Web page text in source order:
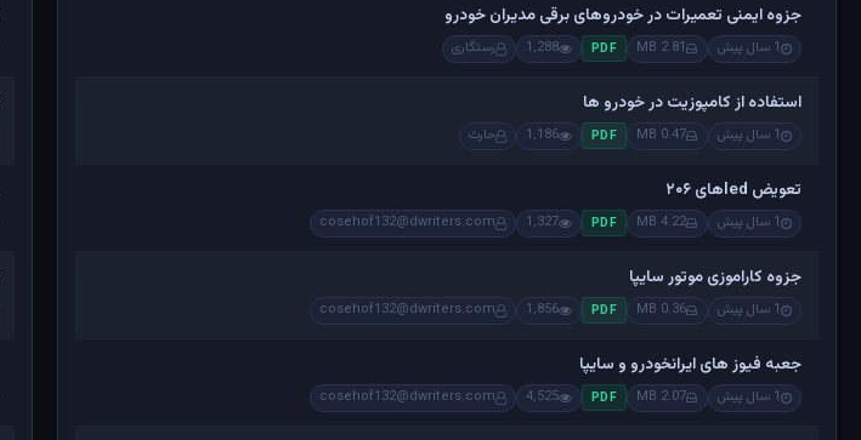
جزوه ایمنی تعمیرات در خودروهای برقی مدیران خودرو
1 سال پیش 2.81 MB
PDF
1,288 رستگاری
استفاده از کامپوزیت در خودرو ها
1 سال پیش 0.47 MB
PDF
1,186 حارث
تعویض ledهای ۲۰۶
1 سال پیش 4.22 MB
PDF
1,327
cosehof132@dwriters.com
جزوه کاراموزی موتور سایپا
1 سال پیش 0.36 MB
PDF
1,856
cosehof132@dwriters.com
جعبه فیوز های ایرانخودرو و سایپا
1 سال پیش 2.07 MB
PDF
4,525
cosehof132@dwriters.com